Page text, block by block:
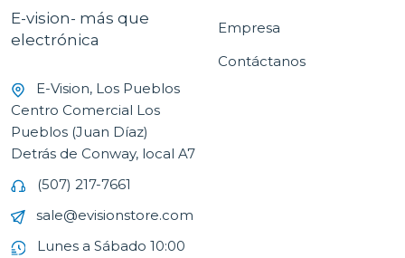
E-vision- más que
electrónica
E-Vision, Los Pueblos
Centro Comercial Los
Pueblos (Juan Díaz)
Detrás de Conway, local A7
(507) 217-7661
sale@evisionstore.com
Lunes a Sábado 10:00
Empresa
Contáctanos